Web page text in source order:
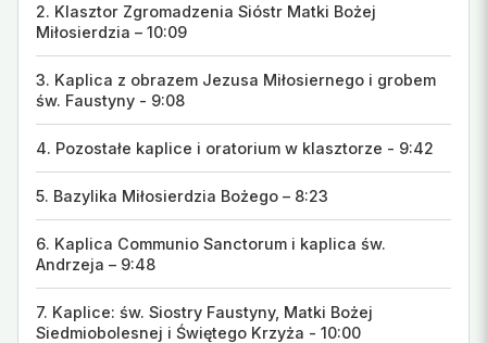
2. Klasztor Zgromadzenia Sióstr Matki Bożej
Miłosierdzia – 10:09
3. Kaplica z obrazem Jezusa Miłosiernego i grobem
św. Faustyny - 9:08
4. Pozostałe kaplice i oratorium w klasztorze - 9:42
5. Bazylika Miłosierdzia Bożego – 8:23
6. Kaplica Communio Sanctorum i kaplica św.
Andrzeja – 9:48
7. Kaplice: św. Siostry Faustyny, Matki Bożej
Siedmiobolesnej i Świętego Krzyża - 10:00